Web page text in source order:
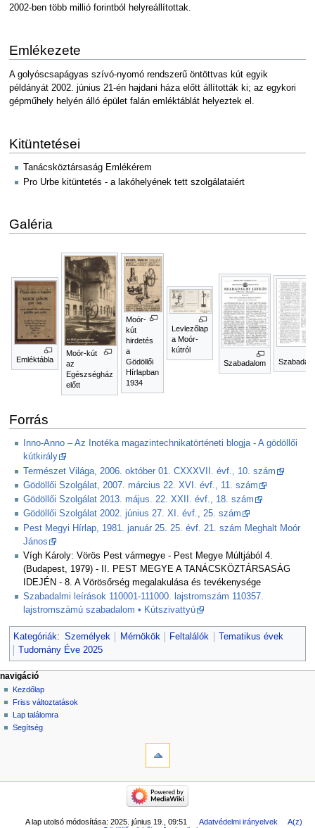
2002-ben több millió forintból helyreállítottak.
Emlékezete
A golyóscsapágyas szívó-nyomó rendszerű öntöttvas kút egyik
példányát 2002. június 21-én hajdani háza előtt állították ki; az egykori
gépműhely helyén álló épület falán emléktáblát helyeztek el.
Kitüntetései
Tanácsköztársaság Emlékérem
Pro Urbe kitüntetés - a lakóhelyének tett szolgálataiért
Galéria
Emléktábla
Moór-kút
az
Egészségház
előtt
Moór-
kút
hirdetés
a
Gödöllői
Hírlapban
1934
Levlezőlap
a Moór-
kútról
Szabadalom
Forrás
Inno-Anno – Az Inotéka magazintechnikatörténeti blogja - A gödöllői
kútkirály
Természet Világa, 2006. október 01. CXXXVII. évf., 10. szám
Gödöllői Szolgálat, 2007. március 22. XVI. évf., 11. szám
Gödöllői Szolgálat 2013. május. 22. XXII. évf., 18. szám
Gödöllői Szolgálat 2002. június 27. XI. évf., 25. szám
Pest Megyi Hírlap, 1981. január 25. 25. évf. 21. szám Meghalt Moór
János
Vígh Károly: Vörös Pest vármegye - Pest Megye Múltjából 4.
(Budapest, 1979) - II. PEST MEGYE A TANÁCSKÖZTÁRSASÁG
IDEJÉN - 8. A Vörösőrség megalakulása és tevékenysége
Szabadalmi leírások 110001-111000. lajstromszám 110357.
lajstromszámú szabadalom • Kútszivattyú
Kategóriák: Személyek Mérnökök Feltalálók
Tematikus évek
Tudomány Éve 2025
navigáció
Kezdőlap
Friss változtatások
Lap találomra
Segítség
A lap utolsó módosítása: 2025. június 19., 09:51 Adatvédelmi irányelvek
A(z)